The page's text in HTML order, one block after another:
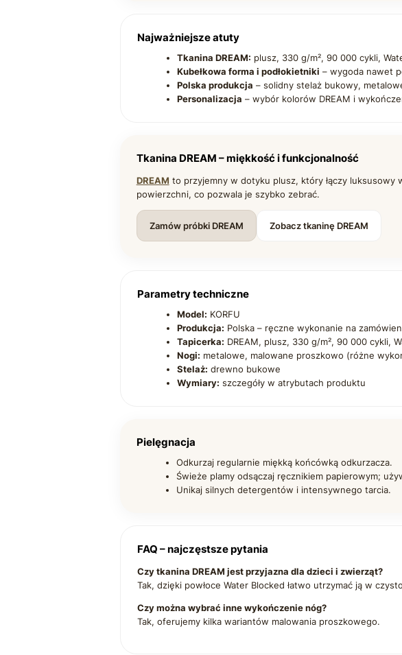
Najważniejsze atuty
Tkanina DREAM: plusz, 330 g/m², 90 000 cykli,
Kubełkowa forma i podłokietniki – wygoda nawet
Polska produkcja – solidny stelaż bukowy,
Personalizacja – wybór kolorów DREAM i
Tkanina DREAM – miękkość i funkcjonalność
DREAM to przyjemny w dotyku plusz, który łączy luksusowy
powierzchni, co pozwala je szybko zebrać.
Zamów próbki DREAM Zobacz tkaninę DREAM
Parametry techniczne
Model: KORFU
Produkcja: Polska – ręczne wykonanie na
Tapicerka: DREAM, plusz, 330 g/m², 90 000 cykli,
Nogi: metalowe, malowane proszkowo (różne
Stelaż: drewno bukowe
Wymiary: szczegóły w atrybutach produktu
Pielęgnacja
Odkurzaj regularnie miękką końcówką odkurzacza.
Świeże plamy odsączaj ręcznikiem papierowym;
Unikaj silnych detergentów i intensywnego tarcia.
FAQ – najczęstsze pytania
Czy tkanina DREAM jest przyjazna dla dzieci i zwierząt?
Tak, dzięki powłoce Water Blocked łatwo utrzymać ją w
Czy można wybrać inne wykończenie nóg?
Tak, oferujemy kilka wariantów malowania proszkowego.